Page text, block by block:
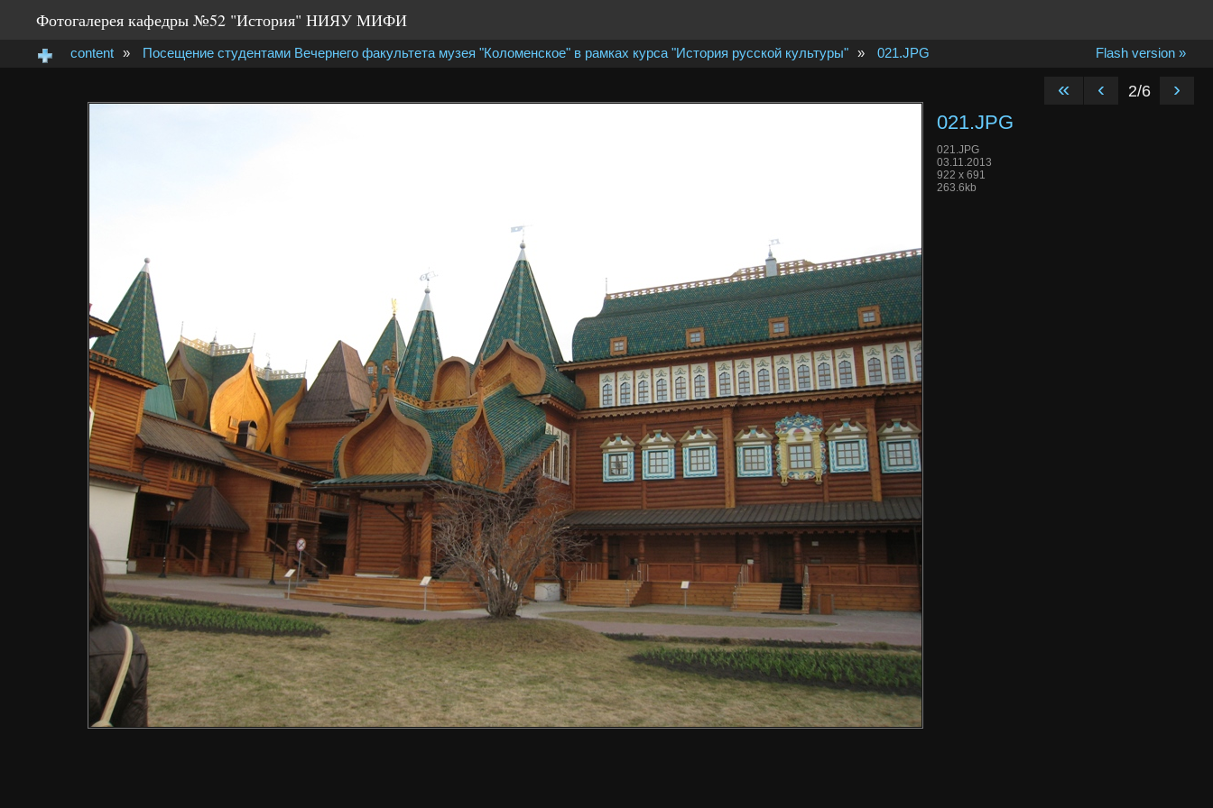
Фотогалерея кафедры №52 "История" НИЯУ МИФИ
Flash version »
content » Посещение студентами Вечернего факультета музея "Коломенское" в рамках курса "История русской культуры" » 021.JPG
« ‹ 2/6 ›
021.JPG
021.JPG
03.11.2013
922 x 691
263.6kb